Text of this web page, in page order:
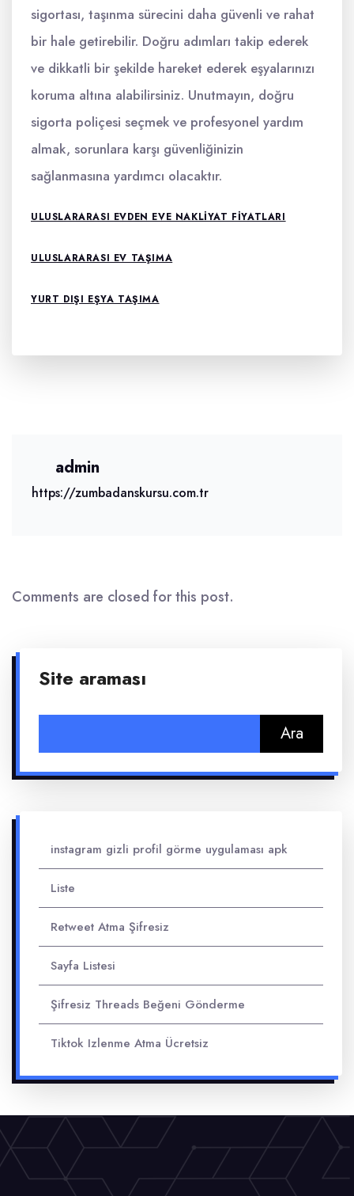
sigortası, taşınma sürecini daha güvenli ve rahat
bir hale getirebilir. Doğru adımları takip ederek
ve dikkatli bir şekilde hareket ederek eşyalarınızı
koruma altına alabilirsiniz. Unutmayın, doğru
sigorta poliçesi seçmek ve profesyonel yardım
almak, sorunlara karşı güvenliğinizin
sağlanmasına yardımcı olacaktır.
ULUSLARARASI EVDEN EVE NAKLIYAT FIYATLARI
ULUSLARARASI EV TAŞIMA
YURT DIŞI EŞYA TAŞIMA
admin
https://zumbadanskursu.com.tr
Comments are closed for this post.
Site araması
instagram gizli profil görme uygulaması apk
Liste
Retweet Atma Şifresiz
Sayfa Listesi
Şifresiz Threads Beğeni Gönderme
Tiktok Izlenme Atma Ücretsiz